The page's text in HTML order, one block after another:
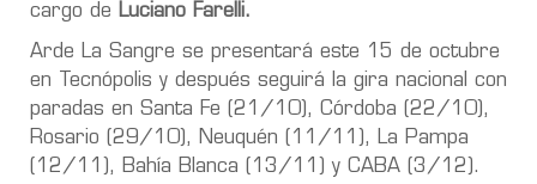
cargo de Luciano Farelli.
Arde La Sangre se presentará este 15 de octubre
en Tecnópolis y después seguirá la gira nacional con
paradas en Santa Fe (21/10), Córdoba (22/10),
Rosario (29/10), Neuquén (11/11), La Pampa
(12/11), Bahía Blanca (13/11) y CABA (3/12).